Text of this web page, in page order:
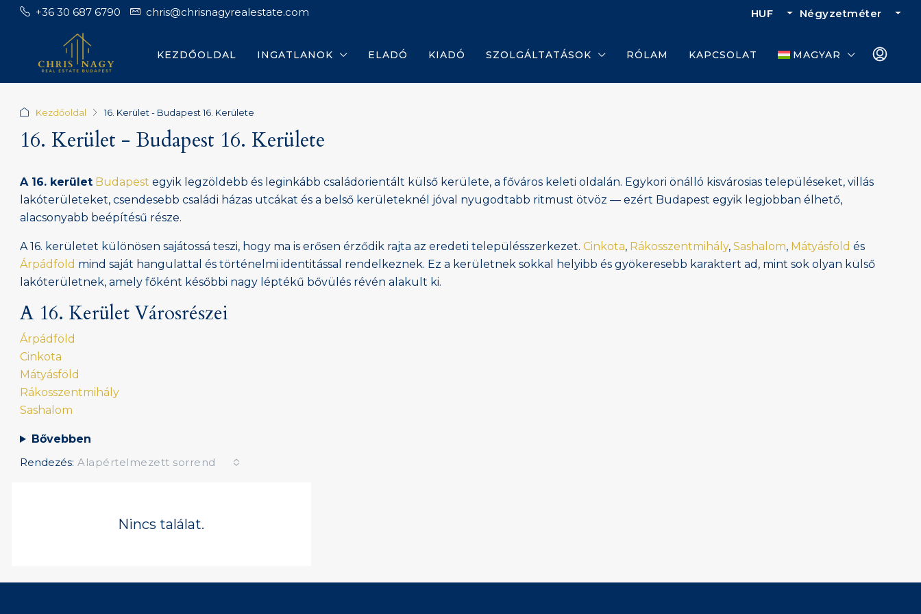
+36 30 687 6790 chris@chrisnagyrealestate.com HUF Négyzetméter
KEZDŐOLDAL INGATLANOK ELADÓ KIADÓ SZOLGÁLTATÁSOK RÓLAM KAPCSOLAT MAGYAR
Kezdőoldal 16. Kerület - Budapest 16. Kerülete
16. Kerület - Budapest 16. Kerülete
A 16. kerület Budapest egyik legzöldebb és leginkább családorientált külső kerülete, a főváros keleti oldalán. Egykori önálló kisvárosias településeket, villás
lakóterületeket, csendesebb családi házas utcákat és a belső kerületeknél jóval nyugodtabb ritmust ötvöz — ezért Budapest egyik legjobban élhető,
alacsonyabb beépítésű része.
A 16. kerületet különösen sajátossá teszi, hogy ma is erősen érződik rajta az eredeti településszerkezet. Cinkota, Rákosszentmihály, Sashalom, Mátyásföld és
Árpádföld mind saját hangulattal és történelmi identitással rendelkeznek. Ez a kerületnek sokkal helyibb és gyökeresebb karaktert ad, mint sok olyan külső
lakóterületnek, amely főként későbbi nagy léptékű bővülés révén alakult ki.
A 16. Kerület Városrészei
Árpádföld
Cinkota
Mátyásföld
Rákosszentmihály
Sashalom
Bővebben
Rendezés: Alapértelmezett sorrend
Nincs találat.